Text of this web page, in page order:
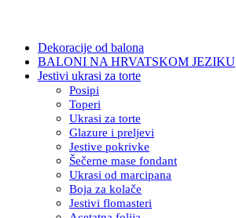
Dekoracije od balona
BALONI NA HRVATSKOM JEZIKU
Jestivi ukrasi za torte
Posipi
Toperi
Ukrasi za torte
Glazure i preljevi
Jestive pokrivke
Šečerne mase fondant
Ukrasi od marcipana
Boja za kolače
Jestivi flomasteri